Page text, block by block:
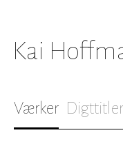
Kai
Værker Digttitler